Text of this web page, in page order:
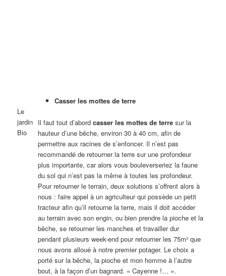
Le
jardin
Bio
Casser les mottes de terre
Il faut tout d’abordcasser les mottes de terre sur la
hauteur d’une bêche, environ 30 à 40 cm, afin de
permettre aux racines de s’enfoncer. Il n’est pas
recommandé de retourner la terre sur une profondeur
plus importante, car alors vous bouleverseriez la faune
du sol qui n’est pas la même à toutes les profondeur.
Pour retourner le terrain, deux solutions s’offrent alors à
nous : faire appel à un agriculteur qui possède un petit
tracteur afin qu’il retourne la terre, mais il doit accéder
au terrain avec son engin, ou bien prendre la pioche et la
bêche, se retourner les manches et travailler dur
pendant plusieurs week-end pour retourner les 75m² que
nous avons alloué à notre premier potager. Le choix a
porté sur la bêche, la pioche et mon homme à l’autre
bout, à la façon d’un bagnard. « Cayenne !… ».